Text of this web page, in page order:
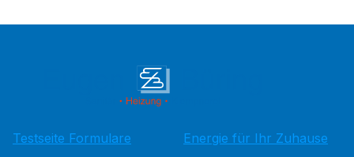
Testseite Formulare
Energie für Ihr Zuhause